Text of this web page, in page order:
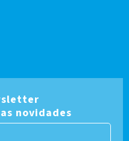
novidades